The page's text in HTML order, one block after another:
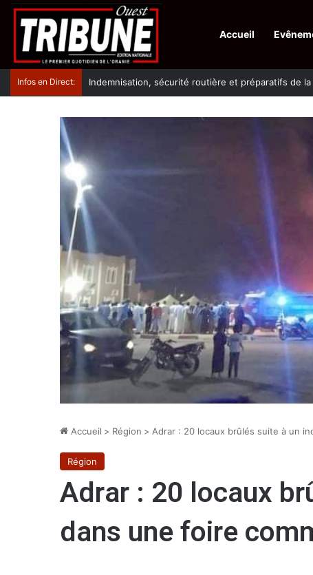
Accueil
Infos en Direct: Lutte contre les drogues : octroi de récompenses
Accueil > Région > Adrar : 20 locaux brûlés suite à un
Région
Adrar : 20 locaux
dans une foire